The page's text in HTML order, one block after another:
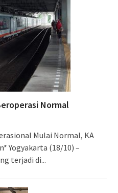
Normal
Mulai Normal, KA
Yogyakarta (18/10) –
terjadi di...